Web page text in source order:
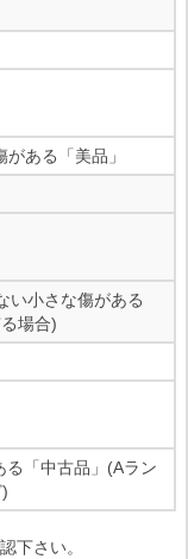
ある「美品」
い小さな傷がある
場合)
「中古品」(Aラン
下さい。